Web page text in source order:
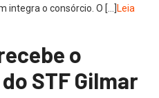
integra o consórcio. O […]Leia
o
STF Gilmar